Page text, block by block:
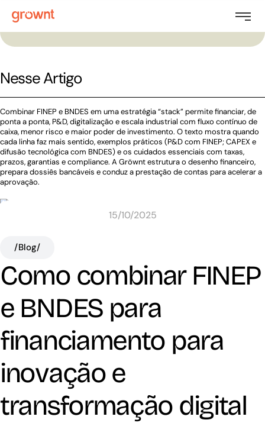
Nesse Artigo
Combinar FINEP e BNDES em uma estratégia “stack” permite financiar, de
ponta a ponta, P&D, digitalização e escala industrial com fluxo contínuo de
caixa, menor risco e maior poder de investimento. O texto mostra quando
cada linha faz mais sentido, exemplos práticos (P&D com FINEP; CAPEX e
difusão tecnológica com BNDES) e os cuidados essenciais com taxas,
prazos, garantias e compliance. A Gröwnt estrutura o desenho financeiro,
prepara dossiês bancáveis e conduz a prestação de contas para acelerar a
aprovação.
15/10/2025
/Blog/
Como combinar FINEP
e BNDES para
financiamento para
inovação e
transformação digital